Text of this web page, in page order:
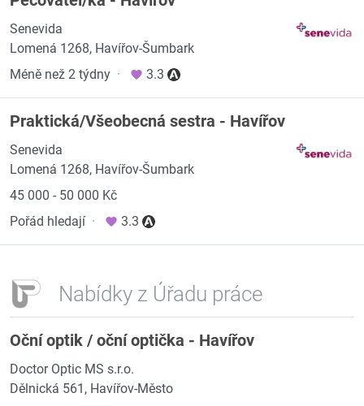
Senevida
Lomená 1268, Havířov-Šumbark
Méně než 2 týdny · 3.3
Praktická/Všeobecná sestra - Havířov
Senevida
Lomená 1268, Havířov-Šumbark
45 000 - 50 000 Kč
Pořád hledají · 3.3
Nabídky z Úřadu práce
Oční optik / oční optička - Havířov
Doctor Optic MS s.r.o.
Dělnická 561, Havířov-Město